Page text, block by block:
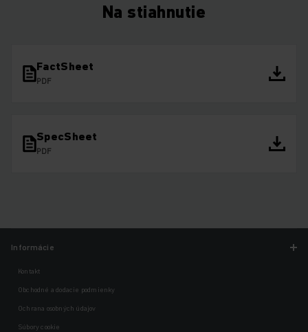
Na stiahnutie
FactSheet
PDF
SpecSheet
PDF
Informácie
Kontakt
Obchodné a dodacie podmienky
Ochrana osobných údajov
Súbory cookie